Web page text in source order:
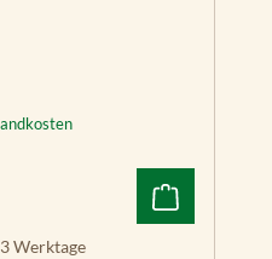
Werktage